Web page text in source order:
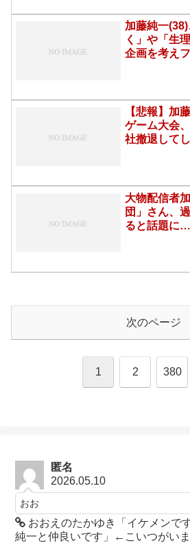
加藤純一
く」や「生
企画を考え
【悲報】加
ゲーム大会
社撤退して
大物配信者
団」さん、
ると話題に
次のページ
1 2 380
匿名
2026.05.10
おお
おおえのたかゆき「イケメンで
純一と仲良いです」←こいつがい